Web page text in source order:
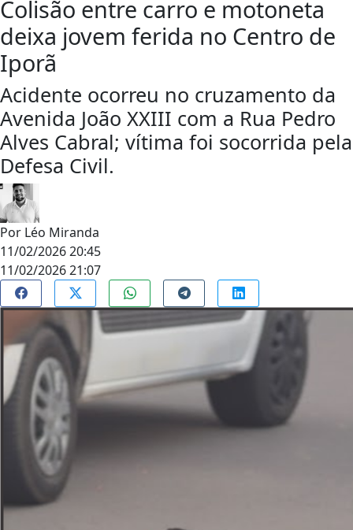
Colisão entre carro e motoneta
deixa jovem ferida no Centro de
Iporã
Acidente ocorreu no cruzamento da
Avenida João XXIII com a Rua Pedro
Alves Cabral; vítima foi socorrida pela
Defesa Civil.
Por Léo Miranda
11/02/2026 20:45
11/02/2026 21:07